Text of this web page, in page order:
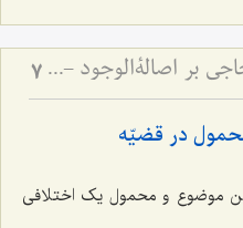
بررسی دلیل ششم مرحوم حاجی بر اصالةالوجود - و امکان تحقق قسم سوم قضایا 7
در قضیّه
موضوع و محمول یک اختلافی